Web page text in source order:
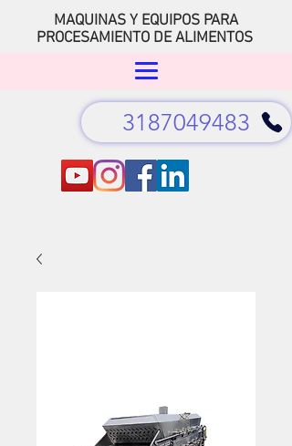
MAQUINAS Y EQUIPOS PARA
PROCESAMIENTO DE ALIMENTOS
3187049483